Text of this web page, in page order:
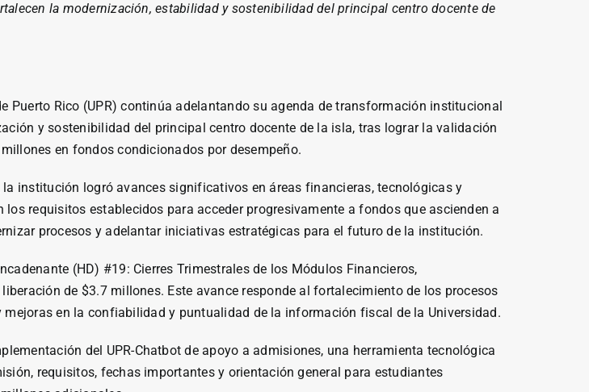
la modernización, estabilidad y sostenibilidad del principal centro docente de
Puerto Rico (UPR) continúa adelantando su agenda de transformación institucional
y sostenibilidad del principal centro docente de la isla, tras lograr la validación
en fondos condicionados por desempeño.
institución logró avances significativos en áreas financieras, tecnológicas y
requisitos establecidos para acceder progresivamente a fondos que ascienden a
procesos y adelantar iniciativas estratégicas para el futuro de la institución.
(HD) #19: Cierres Trimestrales de los Módulos Financieros,
de $3.7 millones. Este avance responde al fortalecimiento de los procesos
en la confiabilidad y puntualidad de la información fiscal de la Universidad.
del UPR-Chatbot de apoyo a admisiones, una herramienta tecnológica
requisitos, fechas importantes y orientación general para estudiantes